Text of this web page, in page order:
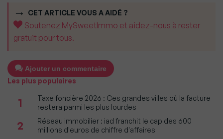
CET ARTICLE VOUS A AIDÉ ?
Soutenez MySweetImmo et aidez-nous à rester
gratuit pour tous.
Ajouter un commentaire
Les plus populaires
1
Taxe foncière 2026 : Ces grandes villes où la facture
restera parmi les plus lourdes
2
Réseau immobilier : iad franchit le cap des 600
millions d'euros de chiffre d'affaires